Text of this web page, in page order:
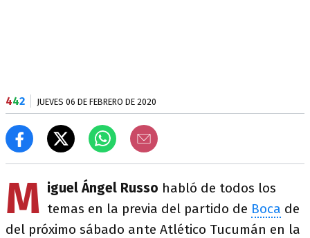
442 JUEVES 06 DE FEBRERO DE 2020
M iguel Ángel Russo habló de todos los
temas en la previa del partido de Boca de
del próximo sábado ante Atlético Tucumán en la